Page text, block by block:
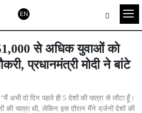
EN
से अधिक युवाओं को
प्रधानमंत्री मोदी ने बांटे
"मैं अभी दो दिन पहले ही 5 देशों की यात्रा से लौटा हूँ।
की यात्रा थी, लेकिन इस दौरान मैंने दर्जनों देशों की